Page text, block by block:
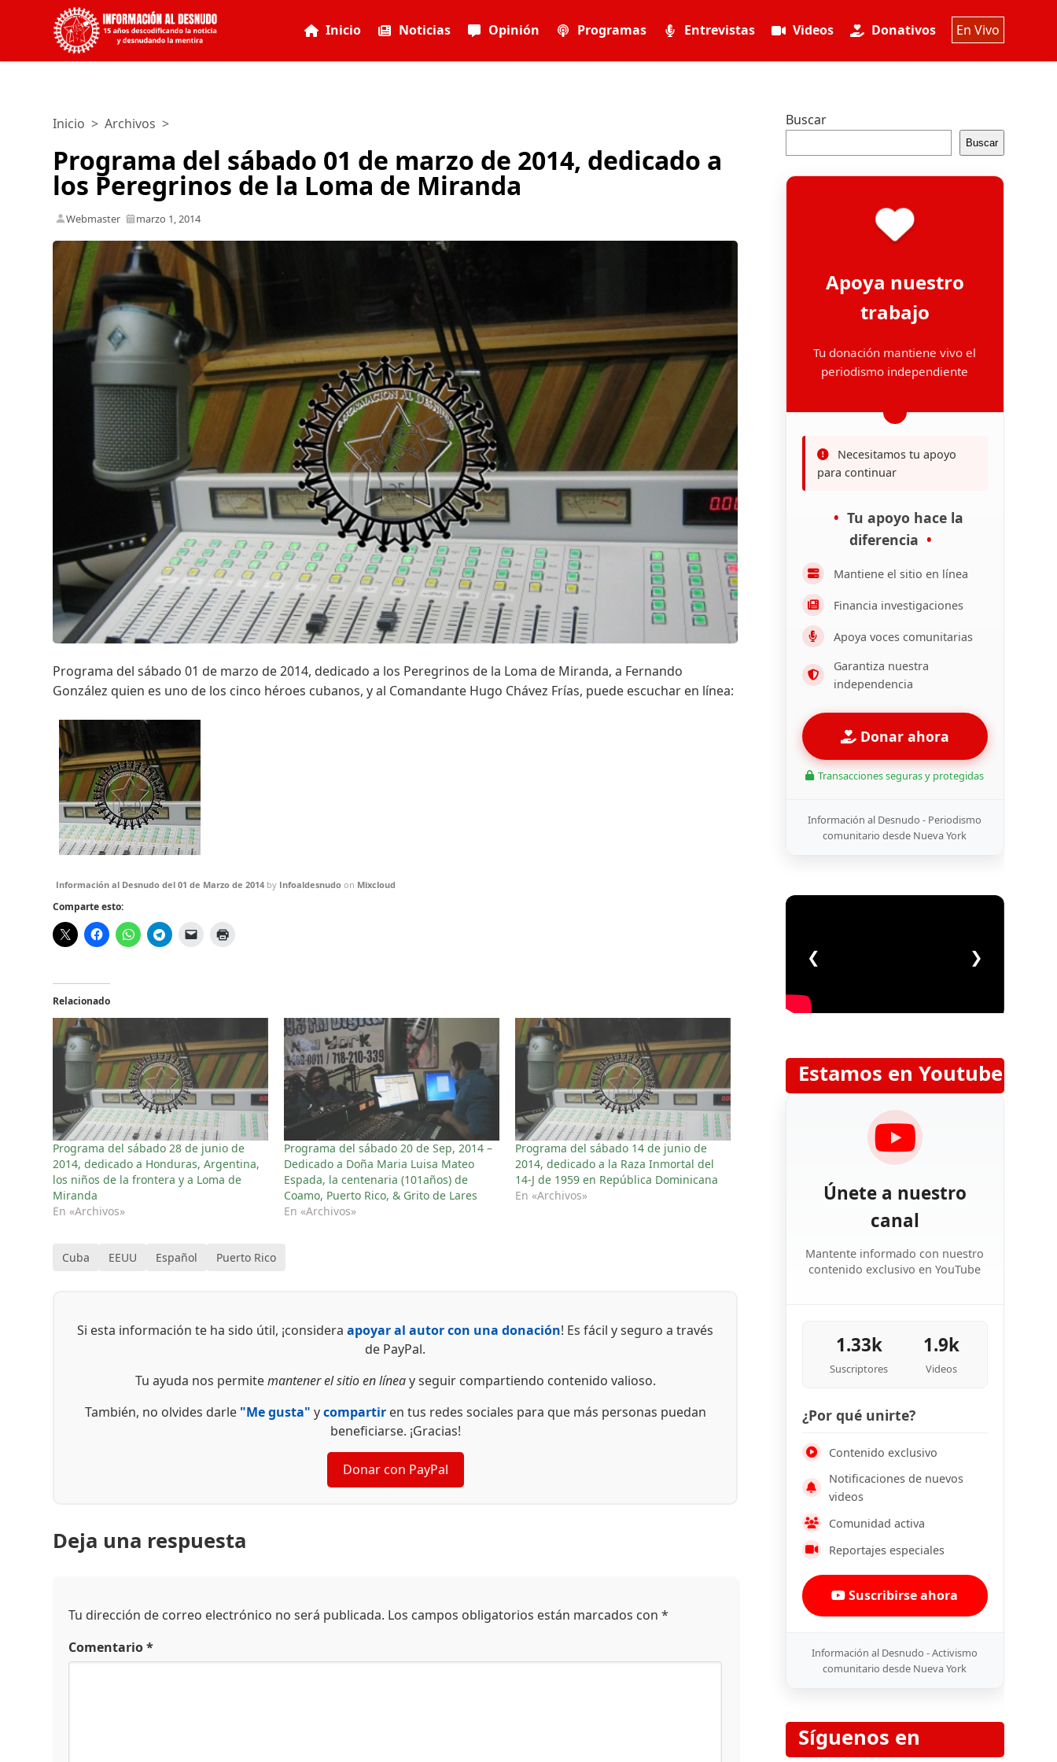
Inicio Noticias Opinión Programas Entrevistas Videos Donativos En Vivo
Inicio >Archivos >
Programa del sábado 01 de marzo de 2014, dedicado a
los Peregrinos de la Loma de Miranda
Webmaster marzo 1, 2014
Programa del sábado 01 de marzo de 2014, dedicado a los Peregrinos de la Loma de Miranda, a Fernando
González quien es uno de los cinco héroes cubanos, y al Comandante Hugo Chávez Frías, puede escuchar en línea:
Información al Desnudo del 01 de Marzo de 2014 by Infoaldesnudo on Mixcloud
Comparte esto:
Relacionado
Programa del sábado 28 de junio de
2014, dedicado a Honduras, Argentina,
los niños de la frontera y a Loma de
Miranda
En «Archivos»
Programa del sábado 20 de Sep, 2014 –
Dedicado a Doña Maria Luisa Mateo
Espada, la centenaria (101años) de
Coamo, Puerto Rico, & Grito de Lares
En «Archivos»
Programa del sábado 14 de junio de
2014, dedicado a la Raza Inmortal del
14-J de 1959 en República Dominicana
En «Archivos»
Cuba EEUU Español Puerto Rico
Si esta información te ha sido útil, ¡consideraapoyar al autor con una donación! Es fácil y seguro a través
de PayPal.
Tu ayuda nos permitemantener el sitio en líneay seguir compartiendo contenido valioso.
También, no olvides darle "Me gusta" ycompartiren tus redes sociales para que más personas puedan
beneficiarse. ¡Gracias!
Donar con PayPal
Deja una respuesta
Tu dirección de correo electrónico no será publicada. Los campos obligatorios están marcados con*
Comentario*
Buscar
Buscar
Apoya nuestro
trabajo
Tu donación mantiene vivo el
periodismo independiente
Necesitamos tu apoyo
para continuar
Tu apoyo hace la
diferencia
Mantiene el sitio en línea
Financia investigaciones
Apoya voces comunitarias
Garantiza nuestra
independencia
Donar ahora
Transacciones seguras y protegidas
Información al Desnudo - Periodismo
comunitario desde Nueva York
❮ ❯
Estamos en Youtube
Únete a nuestro
canal
Mantente informado con nuestro
contenido exclusivo en YouTube
1.33k
Suscriptores
1.9k
Videos
¿Por qué unirte?
Contenido exclusivo
Notificaciones de nuevos
videos
Comunidad activa
Reportajes especiales
Suscribirse ahora
Información al Desnudo - Activismo
comunitario desde Nueva York
Síguenos en